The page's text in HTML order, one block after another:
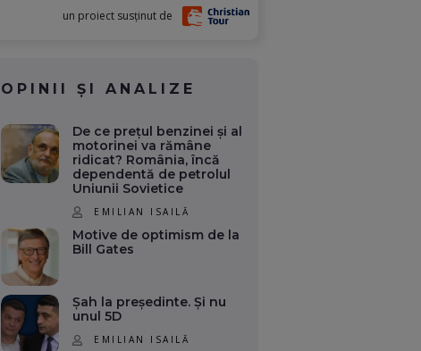
un proiect susținut de
OPINII ȘI ANALIZE
De ce prețul benzinei și al
motorinei va rămâne
ridicat? România, încă
dependentă de petrolul
Uniunii Sovietice
EMILIAN ISAILĂ
Motive de optimism de la
Bill Gates
Șah la președinte. Și nu
unul 5D
EMILIAN ISAILĂ